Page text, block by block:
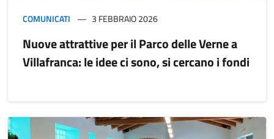
COMUNICATI 3 FEBBRAIO 2026
Nuove attrattive per il Parco delle Verne a
Villafranca: le idee ci sono, si cercano i fondi